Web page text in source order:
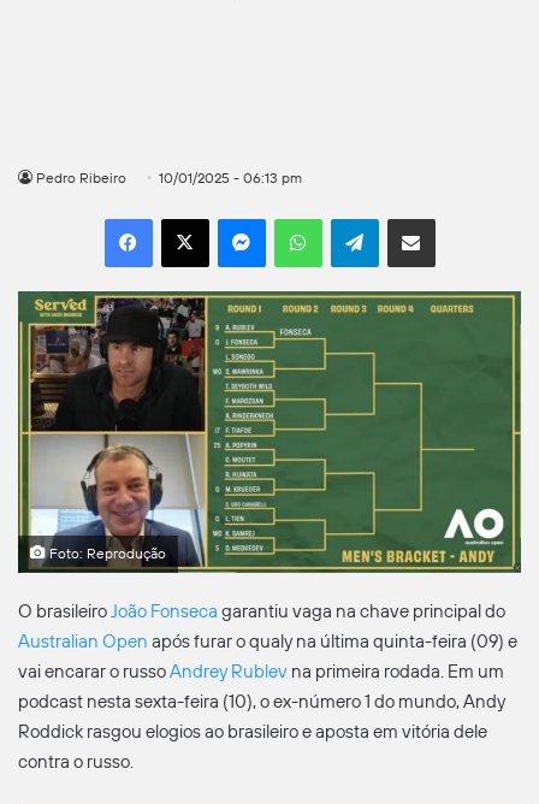
Pedro Ribeiro 10/01/2025 - 06:13 pm
Facebook
X MessengerWhatsAppTelegramCompartilhar por e-mail
Foto: Reprodução
O brasileiroJoão Fonseca garantiu vaga na chave principal do
Australian Open após furar o qualy na última quinta-feira (09) e
vai encarar o russoAndrey Rublev na primeira rodada. Em um
podcast nesta sexta-feira (10), o ex-número 1 do mundo, Andy
Roddick rasgou elogios ao brasileiro e aposta em vitória dele
contra o russo.